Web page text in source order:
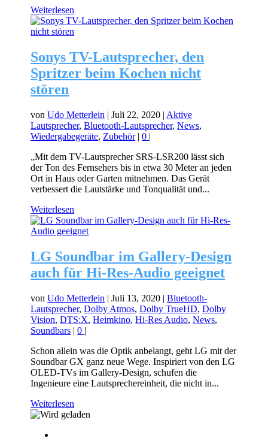
Weiterlesen
Sonys TV-Lautsprecher, den
Spritzer beim Kochen nicht
stören
vonUdo Metterlein |Juli 22, 2020 | Aktive
Lautsprecher,Bluetooth-Lautsprecher,News,
Wiedergabegeräte, Zubehör|0 |
„Mit dem TV-Lautsprecher SRS-LSR200 lässt sich
der Ton des Fernsehers bis in etwa 30 Meter an jeden
Ort in Haus oder Garten mitnehmen. Das Gerät
verbessert die Lautstärke und Tonqualität und...
Weiterlesen
LG Soundbar im Gallery-Design
auch für Hi-Res-Audio geeignet
vonUdo Metterlein |Juli 13, 2020 |Bluetooth-
Lautsprecher,Dolby Atmos,Dolby TrueHD,Dolby
Vision,DTS:X,Heimkino,Hi-Res Audio,News,
Soundbars |0 |
Schon allein was die Optik anbelangt, geht LG mit der
Soundbar GX ganz neue Wege. Inspiriert von den LG
OLED-TVs im Gallery-Design, schufen die
Ingenieure eine Lautsprechereinheit, die nicht in...
Weiterlesen